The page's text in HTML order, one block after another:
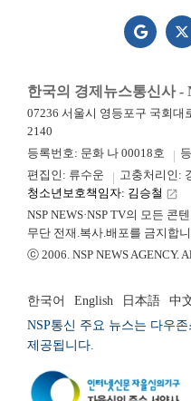
한국의 경제뉴스통신사 -
07236 서울시 영등포구 국회대
2140
등록번호: 문화 나 00018호
편집인: 류수운
고충처리인:
청소년보호책임자: 김승철 launch
NSP NEWS·NSP TV의 모든 콘
무단 전재.복사.배포를 금지합
ⓒ 2006. NSP NEWS AGENCY.
한국어 English 日本語 中
NSP통신 주요 뉴스는 다우
제공됩니다.